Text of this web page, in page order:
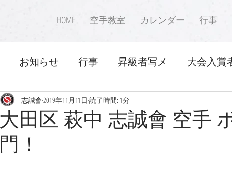
HOME 空手教室 カレンダー 行事
お知らせ 行事 昇級者写メ 大会入賞
大田区 萩中 志誠會 空手
門！
志誠會 2019年11月11日 読了時間: 1分